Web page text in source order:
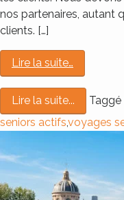
nos partenaires, autant
clients. […]
Lire la suite…
Lire la suite... Taggé
seniors actifs,voyages